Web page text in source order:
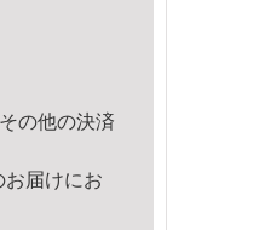
の他の決済
届けにお